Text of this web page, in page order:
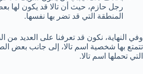
رجل حازم، حيث أن تالا قد يكون لها
المنطقة التي قد تضر بها نفسها.
وفي النهاية، نكون قد تعرفنا على العديد من
تتمتع بها شخصية اسم تالا، إلى جانب بعض
التي تحملها اسم تالا.